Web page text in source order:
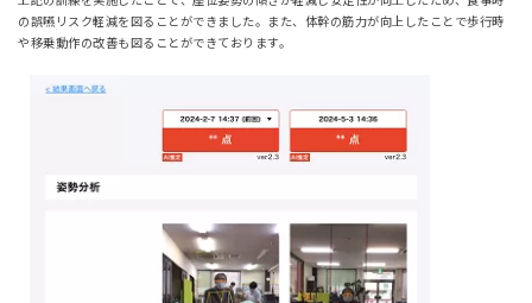
の誤嚥リスク軽減を図ることができました。また、体幹の筋力が向上したことで歩行時
や移乗動作の改善も図ることができております。